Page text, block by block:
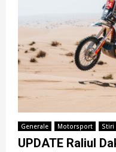
Generale Motorsport Stiri
UPDATE Raliul